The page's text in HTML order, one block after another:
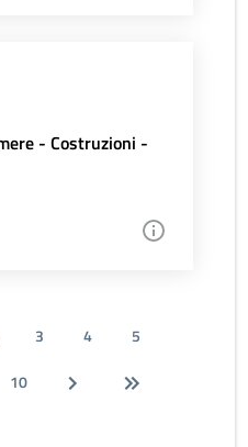
- Costruzioni -
3 4
5
10